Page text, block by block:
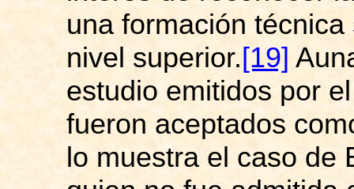
una formación
nivel superior. [19]
estudio emitidos por
fueron aceptados
lo muestra el caso de